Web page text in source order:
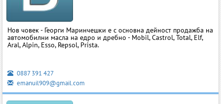
Нов човек - Георги Маринчешки е с основна дейност продажба на
автомобилни масла на едро и дребно - Mobil, Castrol, Total, Elf,
Aral, Alpin, Esso, Repsol, Prista.
0887 391 427
emanuil909@gmail.com